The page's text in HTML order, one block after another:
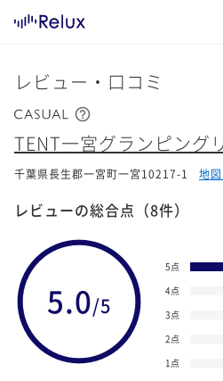
レビュー・口コミ
TENT一宮グランピング
千葉県長生郡一宮町一宮10217-1 地
レビューの総合点 （8件）
5.0/5
5点
4点
3点
2点
1点